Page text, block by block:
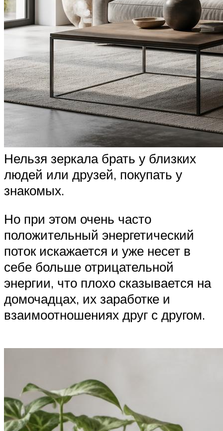
Нельзя зеркала брать у близких
людей или друзей, покупать у
знакомых.
Но при этом очень часто
положительный энергетический
поток искажается и уже несет в
себе больше отрицательной
энергии, что плохо сказывается на
домочадцах, их заработке и
взаимоотношениях друг с другом.